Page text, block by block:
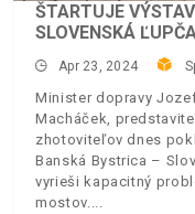
ŠTARTUJE
SLOVENSKÁ
Apr 23, 2024
Minister dopravy
Macháček,
zhotoviteľov dnes
Banská Bystrica –
vyrieši kapacitný
mostov.